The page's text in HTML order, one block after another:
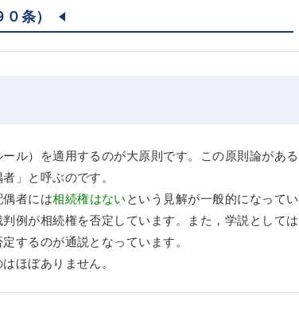
条）
ル）を適用するのが大原則です。この原則論がある
」と呼ぶのです。
者には相続権はないという見解が一般的になってい
例が相続権を否定しています。また，学説としては
するのが通説となっています。
ほぼありません。